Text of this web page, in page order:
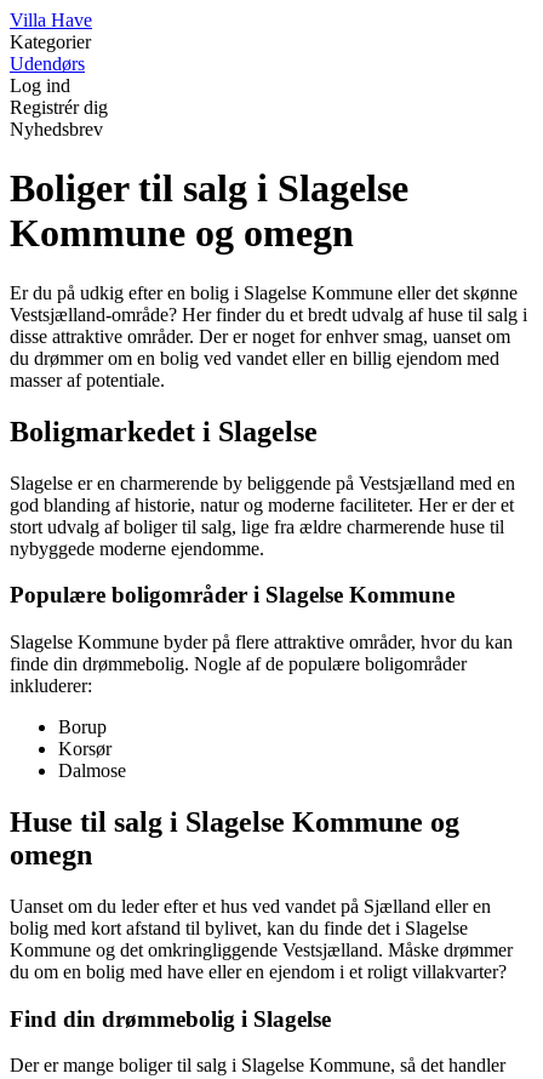
Villa Have
Kategorier
Udendørs
Log ind
Registrér dig
Nyhedsbrev
Boliger til salg i Slagelse
Kommune og omegn
Er du på udkig efter en bolig i Slagelse Kommune eller det skønne
Vestsjælland-område? Her finder du et bredt udvalg af huse til salg i
disse attraktive områder. Der er noget for enhver smag, uanset om
du drømmer om en bolig ved vandet eller en billig ejendom med
masser af potentiale.
Boligmarkedet i Slagelse
Slagelse er en charmerende by beliggende på Vestsjælland med en
god blanding af historie, natur og moderne faciliteter. Her er der et
stort udvalg af boliger til salg, lige fra ældre charmerende huse til
nybyggede moderne ejendomme.
Populære boligområder i Slagelse Kommune
Slagelse Kommune byder på flere attraktive områder, hvor du kan
finde din drømmebolig. Nogle af de populære boligområder
inkluderer:
Borup
Korsør
Dalmose
Huse til salg i Slagelse Kommune og
omegn
Uanset om du leder efter et hus ved vandet på Sjælland eller en
bolig med kort afstand til bylivet, kan du finde det i Slagelse
Kommune og det omkringliggende Vestsjælland. Måske drømmer
du om en bolig med have eller en ejendom i et roligt villakvarter?
Find din drømmebolig i Slagelse
Der er mange boliger til salg i Slagelse Kommune, så det handler